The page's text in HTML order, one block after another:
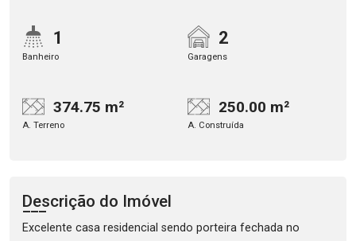
1
Banheiro
2
Garagens
374.75 m²
A. Terreno
250.00 m²
A. Construída
Descrição do Imóvel
Excelente casa residencial sendo porteira fechada no